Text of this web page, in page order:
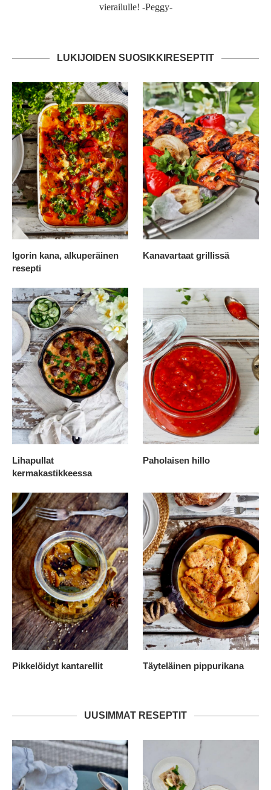
vierailulle! -Peggy-
LUKIJOIDEN SUOSIKKIRESEPTIT
Igorin kana, alkuperäinen
resepti
Kanavartaat grillissä
Lihapullat
kermakastikkeessa
Paholaisen hillo
Pikkelöidyt kantarellit Täyteläinen pippurikana
UUSIMMAT RESEPTIT